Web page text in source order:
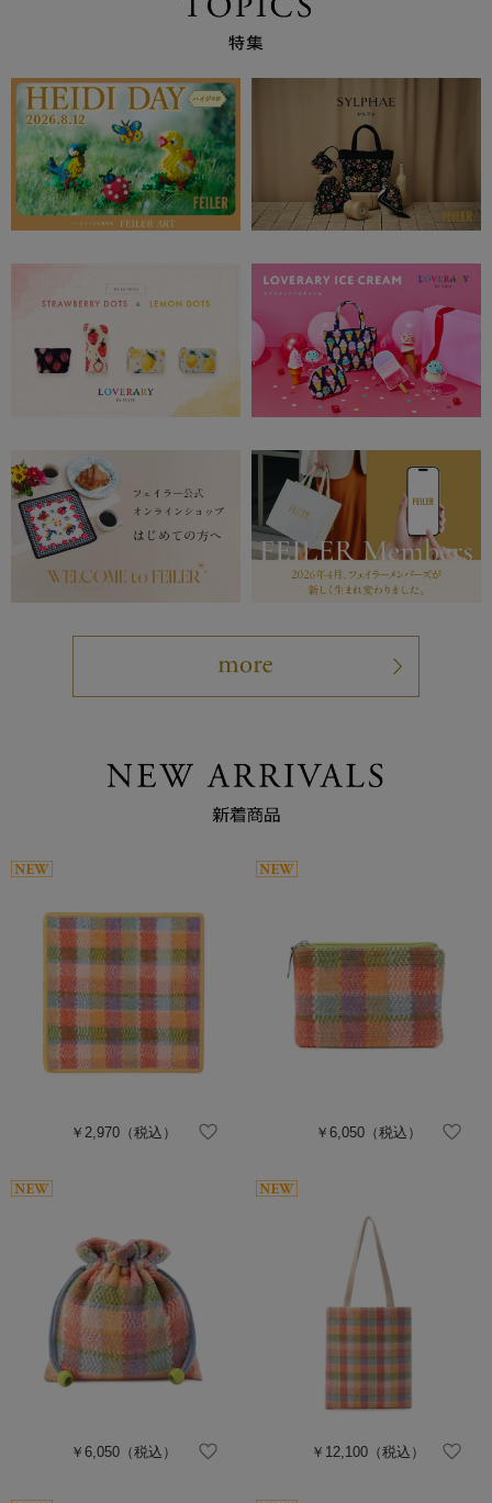
￥2,970 （税込） ￥6,050（税込）
￥6,050 （税込） ￥12,100 （税込）